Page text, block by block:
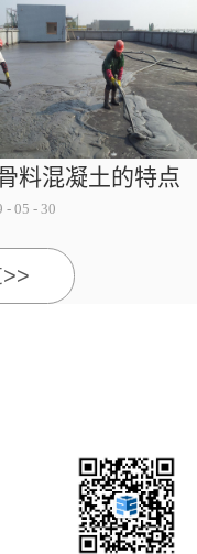
墙保温属节能环
冷凝体容易使墙体
设备，这既浪费了
能...
料混凝土的特点
些
- 05 - 30